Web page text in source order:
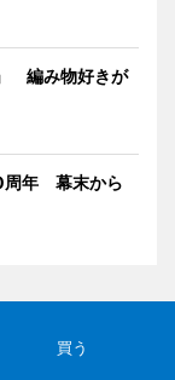
編み物好きが
周年 幕末から
買う